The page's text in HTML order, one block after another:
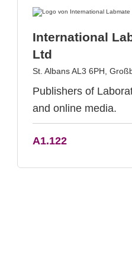
International
Ltd
St. Albans AL3 6PH,
Publishers of
and online media.
A1.122